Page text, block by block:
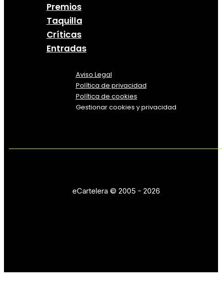
Premios
Taquilla
Críticas
Entradas
Aviso Legal
Política de privacidad
Política de cookies
Gestionar cookies y privacidad
eCartelera © 2005 - 2026